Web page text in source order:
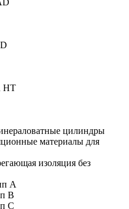
HT
цилиндры
материалы для
изоляция без
А
В
C